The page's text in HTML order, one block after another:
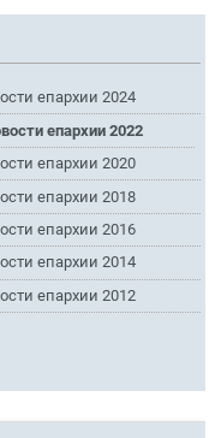
епархии 2024
епархии 2022
епархии 2020
епархии 2018
епархии 2016
епархии 2014
епархии 2012